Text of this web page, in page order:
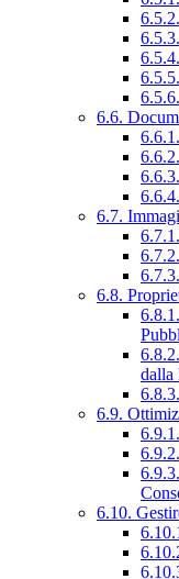
6.6.
6.7.
6.8.
dalla
6.9.
6.10.